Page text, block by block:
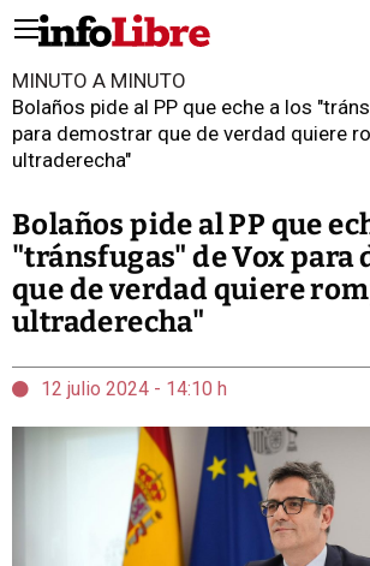
MINUTO A MINUTO
Bolaños pide al PP que eche a los
para demostrar que de verdad quiere
ultraderecha"
Bolaños pide al PP que
"tránsfugas" de Vox para
que de verdad quiere
ultraderecha"
12 julio 2024 - 14:10 h